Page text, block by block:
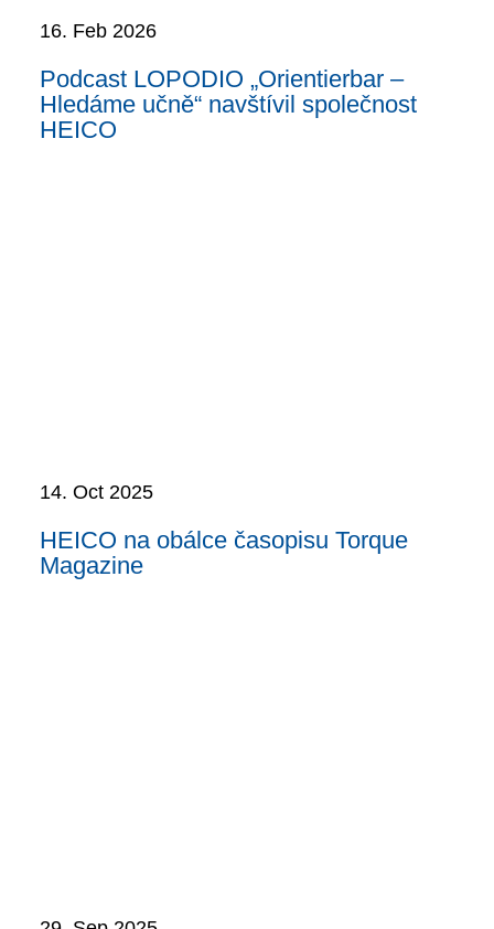
16. Feb 2026
Podcast LOPODIO „Orientierbar –
Hledáme učně“ navštívil společnost
HEICO
14. Oct 2025
HEICO na obálce časopisu Torque
Magazine